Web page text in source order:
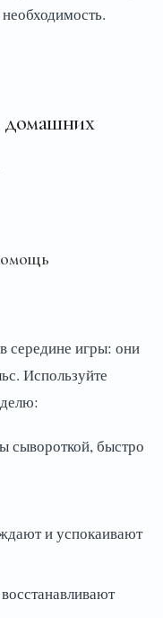
домашних
середине игры: они
Используйте
сывороткой, быстро
и успокаивают